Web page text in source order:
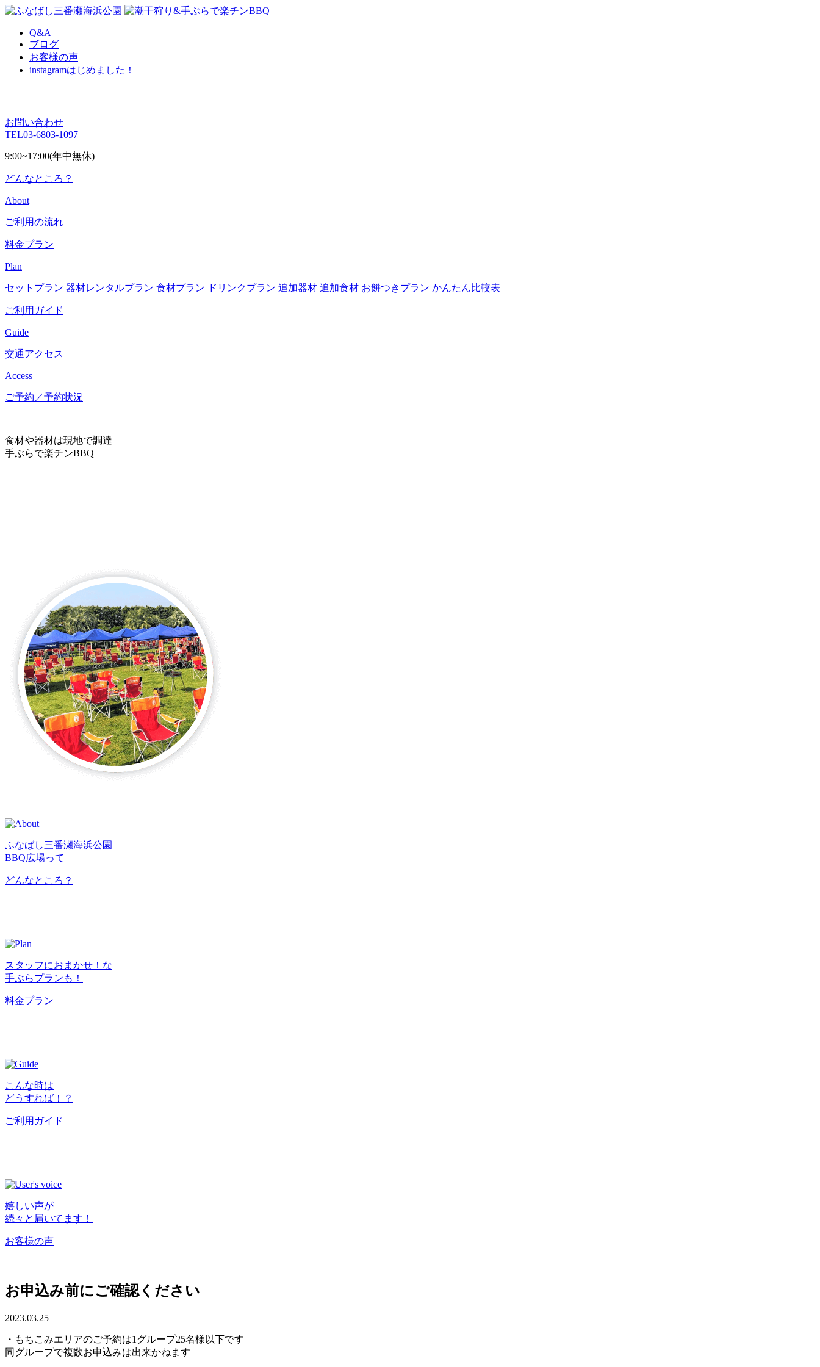
Q&A
ブログ
お客様の声
instagramはじめました！
お問い合わせ
TEL03-6803-1097
9:00~17:00(年中無休)
どんなところ？
About
ご利用の流れ
料金プラン
Plan
セットプラン 器材レンタルプラン 食材プラン ドリンクプラン 追加器材 追加食材 お餅つきプラン かんたん比較表
ご利用ガイド
Guide
交通アクセス
Access
ご予約／予約状況
食材や器材は現地で調達
手ぶらで楽チンBBQ
ふなばし三番瀬海浜公園
BBQ広場って
どんなところ？
スタッフにおまかせ！な
手ぶらプランも！
料金プラン
こんな時は
どうすれば！？
ご利用ガイド
嬉しい声が
続々と届いてます！
お客様の声
お申込み前にご確認ください
2023.03.25
・もちこみエリアのご予約は1グループ25名様以下です
同グループで複数お申込みは出来かねます